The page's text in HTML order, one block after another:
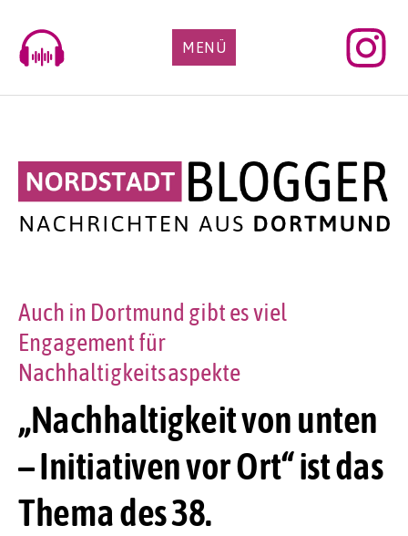
content
MENÜ
„Nachhaltigkeit von unten
– Initiativen vor Ort“ ist das
Thema des 38.
Auch in Dortmund gibt es viel
Engagement für
Nachhaltigkeitsaspekte